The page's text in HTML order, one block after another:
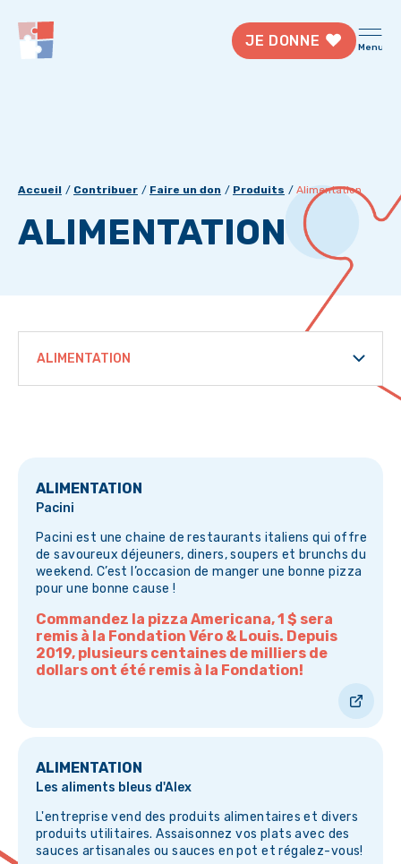
JE DONNE Menu
Accueil Contribuer Faire un don Produits Alimentation
ALIMENTATION
ALIMENTATION
ALIMENTATION
Pacini
Pacini est une chaine de restaurants italiens qui offre
de savoureux déjeuners, diners, soupers et brunchs du
weekend. C’est l’occasion de manger une bonne pizza
pour une bonne cause !
Commandez la pizza Americana, 1 $ sera
remis à la Fondation Véro & Louis. Depuis
2019, plusieurs centaines de milliers de
dollars ont été remis à la Fondation!
ALIMENTATION
Les aliments bleus d'Alex
L'entreprise vend des produits alimentaires et divers
produits utilitaires. Assaisonnez vos plats avec des
sauces artisanales ou sauces en pot et régalez-vous!